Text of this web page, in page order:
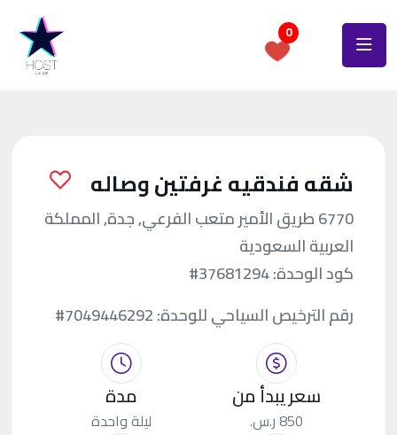
0
شقه فندقيه غرفتين وصاله
6770 طريق الأمير متعب الفرعي, جدة, المملكة
العربية السعودية
كود الوحدة:#37681294
رقم الترخيص السياحي للوحدة:#7049446292
سعر يبدأ من
850 ر.س.
مدة
ليلة واحدة